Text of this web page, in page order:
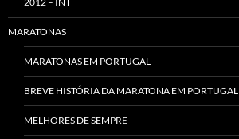
MARATONAS
MARATONAS EM PORTUGAL
BREVE HISTÓRIA DA MARATONA EM PORTUGAL
MELHORES DE SEMPRE